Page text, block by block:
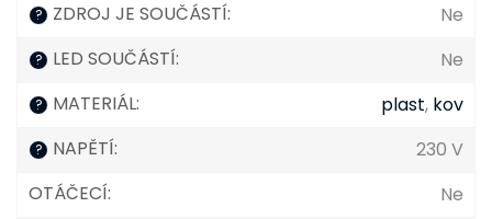
? ZDROJ JE SOUČÁSTÍ: Ne
? LED SOUČÁSTÍ: Ne
? MATERIÁL: plast, kov
? NAPĚTÍ:
230 V
OTÁČECÍ:
Ne